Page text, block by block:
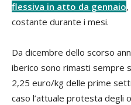
flessiva in atto da gennaio
costante durante i mesi.
Da dicembre dello scorso
iberico sono rimasti sempre
2,25 euro/kg delle prime
caso l’attuale protesta degli